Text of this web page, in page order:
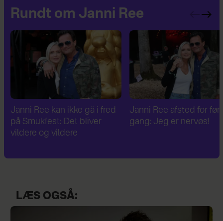
Rundt om Janni Ree
Janni Ree afsted for første
gang: Jeg er nervøs!
Janni Ree er fascineret
verdenskrig: Har
LÆS OGSÅ: